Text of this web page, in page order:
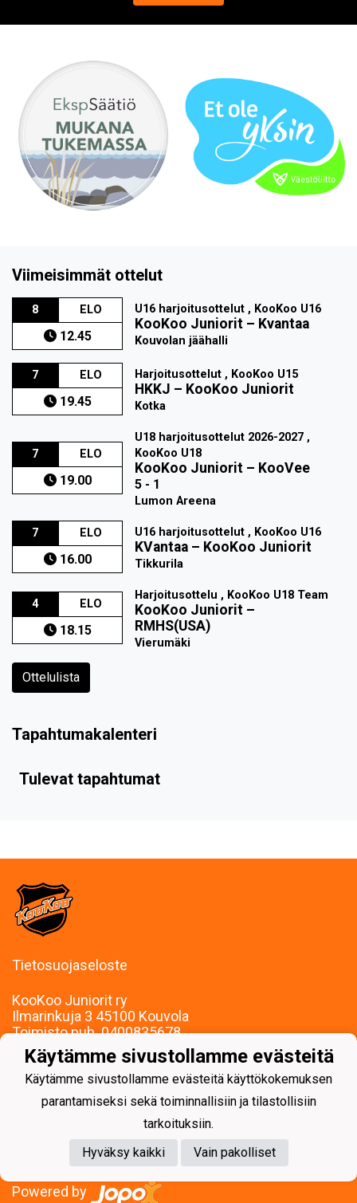
Viimeisimmät ottelut
8 ELO
12.45
U16 harjoitusottelut , KooKoo U16
KooKoo Juniorit – Kvantaa
Kouvolan jäähalli
7 ELO
19.45
Harjoitusottelut , KooKoo U15
HKKJ – KooKoo Juniorit
Kotka
7 ELO
19.00
U18 harjoitusottelut 2026-2027 ,
KooKoo U18
KooKoo Juniorit – KooVee
5 - 1
Lumon Areena
7 ELO
16.00
U16 harjoitusottelut , KooKoo U16
KVantaa – KooKoo Juniorit
Tikkurila
4 ELO
18.15
Harjoitusottelu , KooKoo U18 Team
KooKoo Juniorit –
RMHS(USA)
Vierumäki
Ottelulista
Tapahtumakalenteri
Tulevat tapahtumat
Tietosuojaseloste
KooKoo Juniorit ry
Ilmarinkuja 3 45100 Kouvola
Toimisto puh. 0400835678
mari.palojarvi@kookoojuniorit.fi
Toimisto palvelee:
Ma-To klo 9-15
Muina aikoina sopimuksen mukaan.
Powered by
Käytämme sivustollamme evästeitä
Käytämme sivustollamme evästeitä käyttökokemuksen
parantamiseksi sekä toiminnallisiin ja tilastollisiin
tarkoituksiin.
Hyväksy kaikki
Vain pakolliset